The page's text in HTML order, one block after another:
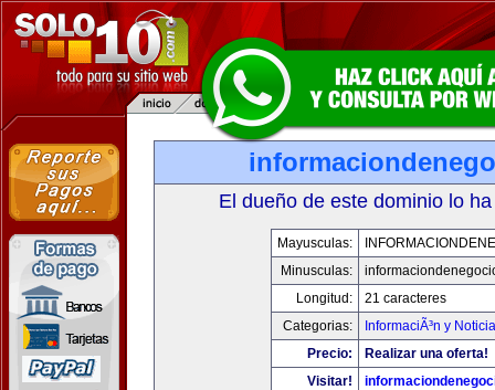
El dueño de este dominio lo
Mayusculas:
Minusculas:
Longitud:
21 caracteres
Categorias:
InformaciÃ³n y
Precio:
Realizar una oferta!
Visitar!